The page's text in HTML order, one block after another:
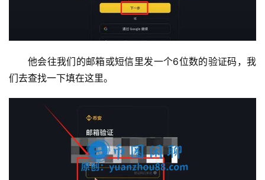
他会往我们的邮箱或短信里发一个6位数的验证码，我
们去查找一下填在这里。